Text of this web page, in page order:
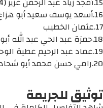
16.أسعد يوسف سعيد أبو هزاع (50 عام)
17.عثمان الخطيب
18.حمزة عبد الحي عبد الله أبو مهادي (23 عام)
19.عماد عبد الرحيم عطية الوحيدي (34 عام)
20.رامي حسن محمد أبو شحادة (28 عام)
توثيق للجريمة